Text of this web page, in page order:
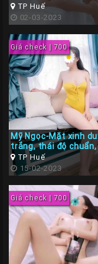
Các
TP
Miền
Trung
Các
TP
Miền
Tây
Các
TP
Miền
Bắc
Thành
Viên
TP Huế
02-03-2023
Giá check | 700
Mỹ Ngọc-Mặt xinh
trắng, thái độ chuẩn,
tốt
TP Huế
15-02-2023
Giá check | 700